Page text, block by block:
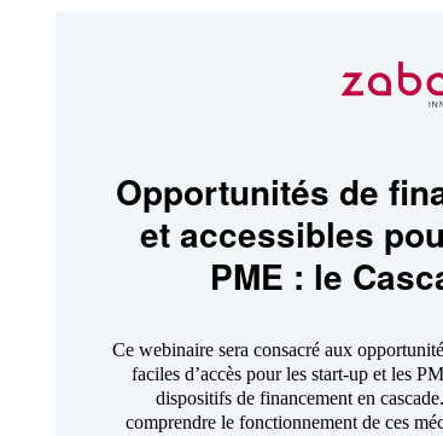
Opportunités de
et accessibles
PME : le
Ce webinaire sera consacré aux
faciles d’accès pour les start-up et les
dispositifs de financement en
comprendre le fonctionnement de ces